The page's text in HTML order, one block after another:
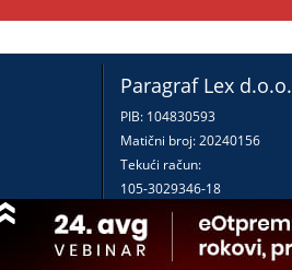
Paragraf Lex d.o.o.
PIB: 104830593
Matični broj: 20240156
Tekući račun:
105-3029346-18
160-0000000380290-23